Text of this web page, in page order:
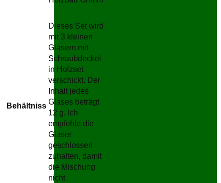
Behältniss
Dieses Set wird
mit 3 kleinen
Gläsern mit
Schraubdeckel
in Holzset
verschickt. Der
Inhalt jedes
Glases beträgt
12 g. Ich
empfehle die
Gläser
geschlossen
zuhalten, damit
die Mischung
nicht